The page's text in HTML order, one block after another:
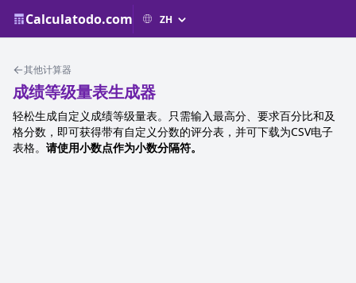
Calculatodo.com
其他计算器
成绩等级量表生成器
轻松生成自定义成绩等级量表。只需输入最高分、要求百分比和及
格分数，即可获得带有自定义分数的评分表，并可下载为CSV电子
表格。 请使用小数点作为小数分隔符。